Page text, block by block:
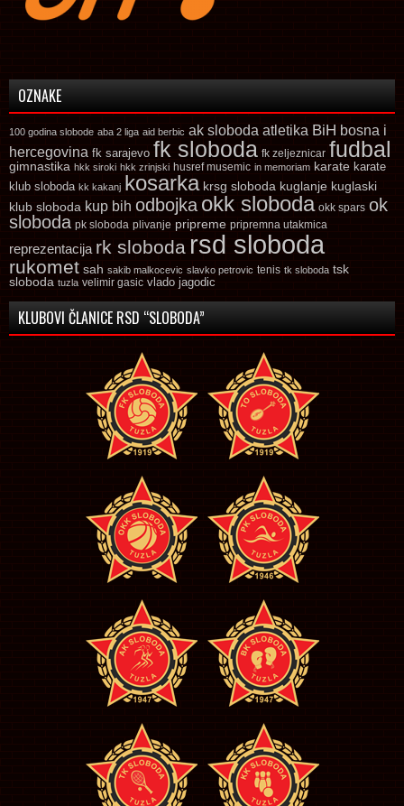
OZNAKE
100 godina slobode aba 2 liga aid berbic ak sloboda atletika BiH bosna i
hercegovina fk sarajevo fk sloboda fk zeljeznicar fudbal
gimnastika hkk siroki hkk zrinjski husref musemic in memoriam karate karate
klub sloboda kk kakanj kosarka krsg sloboda kuglanje kuglaski
klub sloboda kup bih odbojka okk sloboda okk spars ok
sloboda pk sloboda plivanje pripreme pripremna utakmica
reprezentacija rk sloboda rsd sloboda
rukomet sah sakib malkocevic slavko petrovic tenis tk sloboda tsk
sloboda tuzla velimir gasic vlado jagodic
KLUBOVI ČLANICE RSD “SLOBODA”